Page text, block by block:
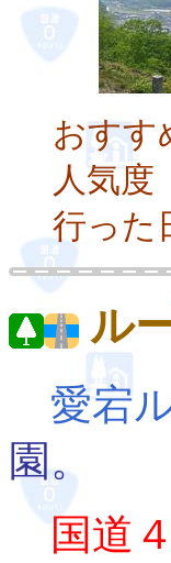
おす
人
行った
ル
愛宕
園。
国道